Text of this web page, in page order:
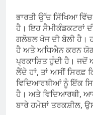
ਭਾਰਤੀ ਉੱਚ ਸਿੱਖਿਆ
ਹੈ। ਇਹ ਸੈਮੀਕੰਡਕਟਰਾਂ
ਗਲੋਬਲ ਖੋਜ ਦੀ ਬੋਲੀ ਹੈ।
ਹੈ ਅਤੇ ਅਧਿਐਨ ਕਰਨ ਯੋਗ
ਪ੍ਰਕਾਸ਼ਿਤ ਹੁੰਦੀ ਹੈ। ਜਦੋਂ
ਲੈਂਦੇ ਹਾਂ, ਤਾਂ ਅਸੀਂ ਸਿਰਫ਼
ਵਿਦਿਆਰਥੀਆਂ ਨੂੰ ਇੱਕ
ਹੈ। ਅਤੇ ਵਿਦਿਆਰਥੀ,
ਬਾਰੇ ਹਮੇਸ਼ਾਂ ਤਰਕਸ਼ੀਲ,